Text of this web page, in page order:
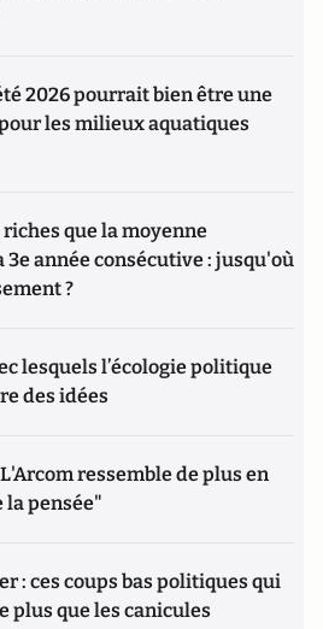
2026 pourrait bien être une
les milieux aquatiques
que la moyenne
année consécutive : jusqu'où
?
lesquels l’écologie politique
des idées
ressemble de plus en
la pensée"
: ces coups bas politiques qui
plus que les canicules